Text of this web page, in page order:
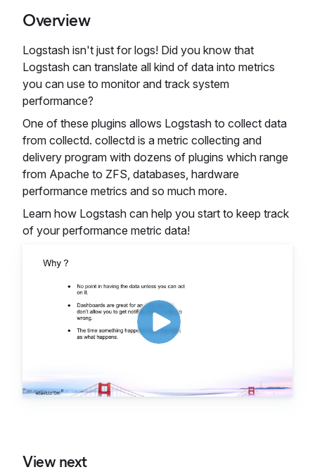
Overview
Logstash isn't just for logs! Did you know that
Logstash can translate all kind of data into metrics
you can use to monitor and track system
performance?
One of these plugins allows Logstash to collect data
from collectd. collectd is a metric collecting and
delivery program with dozens of plugins which range
from Apache to ZFS, databases, hardware
performance metrics and so much more.
Learn how Logstash can help you start to keep track
of your performance metric data!
View next